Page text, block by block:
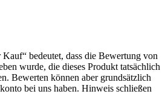
bedeutet, dass die Bewertung von
wurde, die dieses Produkt tatsächlich
Bewerten können aber grundsätzlich
bei uns haben. Hinweis schließen